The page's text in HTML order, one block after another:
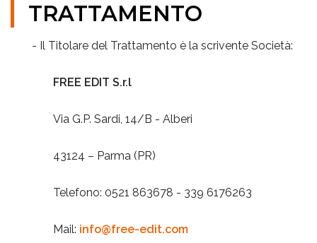
TRATTAMENTO
- Il Titolare del Trattamento è la scrivente Società:
FREE EDIT S.r.l
Via G.P. Sardi, 14/B - Alberi
43124 – Parma (PR)
Telefono: 0521 863678 - 339 6176263
Mail: info@free-edit.com